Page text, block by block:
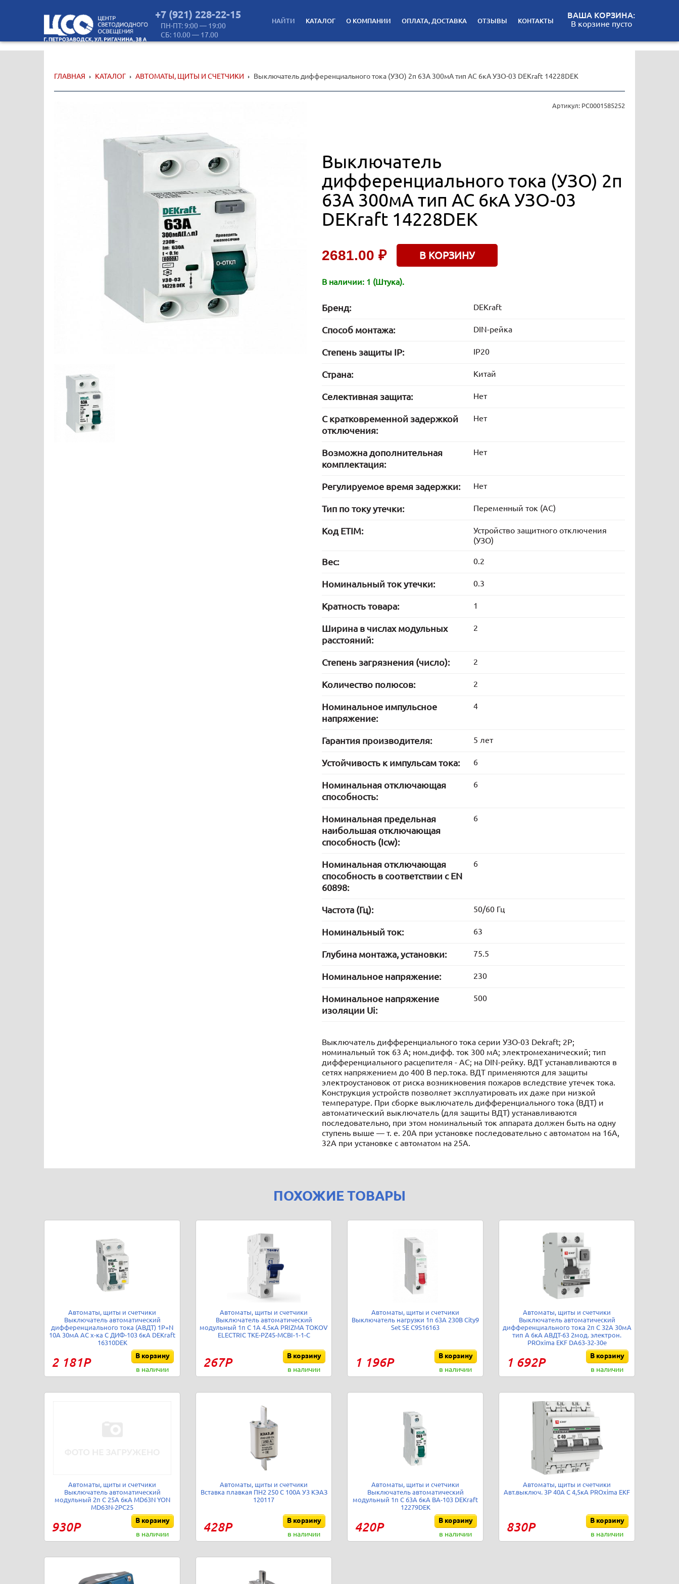
+7 (921) 228-22-15
ПН-ПТ: 9:00 — 19:00
СБ: 10.00 — 17.00
НАЙТИ КАТАЛОГ О КОМПАНИИ ОПЛАТА, ДОСТАВКА ОТЗЫВЫ КОНТАКТЫ
ВАША КОРЗИНА:
В корзине пусто
ГЛАВНАЯ КАТАЛОГ АВТОМАТЫ, ЩИТЫ И СЧЕТЧИКИ Выключатель дифференциального тока (УЗО) 2п 63А 300мА тип AC 6кА УЗО-03 DEKraft 14228DEK
Артикул: РС0001585252
Выключатель
дифференциального тока (УЗО) 2п
63А 300мА тип AC 6кА УЗО-03
DEKraft 14228DEK
2681.00 ₽ В КОРЗИНУ
В наличии: 1 (Штука).
Бренд: DEKraft
Способ монтажа: DIN-рейка
Степень защиты IP: IP20
Страна: Китай
Селективная защита: Нет
С кратковременной задержкой
отключения:
Нет
Возможна дополнительная
комплектация:
Нет
Регулируемое время задержки: Нет
Тип по току утечки: Переменный ток (AC)
Код ETIM:
Устройство защитного отключения
(УЗО)
Вес: 0.2
Номинальный ток утечки: 0.3
Кратность товара: 1
Ширина в числах модульных
расстояний:
2
Степень загрязнения (число): 2
Количество полюсов: 2
Номинальное импульсное
напряжение:
4
Гарантия производителя: 5 лет
Устойчивость к импульсам тока: 6
Номинальная отключающая
способность:
6
Номинальная предельная
наибольшая отключающая
способность (Icw):
6
Номинальная отключающая
способность в соответствии с EN
60898:
6
Частота (Гц): 50/60 Гц
Номинальный ток: 63
Глубина монтажа, установки: 75.5
Номинальное напряжение: 230
Номинальное напряжение
изоляции Ui:
500
Выключатель дифференциального тока серии УЗО-03 Dekraft; 2P;
номинальный ток 63 А; ном.дифф. ток 300 мА; электромеханический; тип
дифференциального расцепителя - AC; на DIN-рейку. ВДТ устанавливаются в
сетях напряжением до 400 В пер.тока. ВДТ применяются для защиты
электроустановок от риска возникновения пожаров вследствие утечек тока.
Конструкция устройств позволяет эксплуатировать их даже при низкой
температуре. При сборке выключатель дифференциального тока (ВДТ) и
автоматический выключатель (для защиты ВДТ) устанавливаются
последовательно, при этом номинальный ток аппарата должен быть на одну
ступень выше — т. е. 20А при установке последовательно с автоматом на 16А,
32А при установке с автоматом на 25А.
ПОХОЖИЕ ТОВАРЫ
Автоматы, щиты и счетчики
Выключатель автоматический
дифференциального тока (АВДТ) 1P+N
10А 30мА AC х-ка C ДИФ-103 6кА DEKraft
16310DEK
2 181Р
В корзину
в наличии
Автоматы, щиты и счетчики
Выключатель автоматический
модульный 1п C 1А 4.5кА PRIZMA TOKOV
ELECTRIC TKE-PZ45-MCBI-1-1-C
267Р
В корзину
в наличии
Автоматы, щиты и счетчики
Выключатель нагрузки 1п 63А 230В City9
Set SE C9S16163
1 196Р
В корзину
в наличии
Автоматы, щиты и счетчики
Выключатель автоматический
дифференциального тока 2п C 32А 30мА
тип A 6кА АВДТ-63 2мод. электрон.
PROxima EKF DA63-32-30e
1 692Р
В корзину
в наличии
Автоматы, щиты и счетчики
Выключатель автоматический
модульный 2п C 25А 6кА MD63N YON
MD63N-2PC25
930Р
В корзину
в наличии
Автоматы, щиты и счетчики
Вставка плавкая ПН2 250 С 100А У3 КЭАЗ
120117
428Р
В корзину
в наличии
Автоматы, щиты и счетчики
Выключатель автоматический
модульный 1п C 63А 6кА ВА-103 DEKraft
12279DEK
420Р
В корзину
в наличии
Автоматы, щиты и счетчики
Авт.выключ. 3Р 40А С 4,5кА PROxima EKF
830Р
В корзину
в наличии